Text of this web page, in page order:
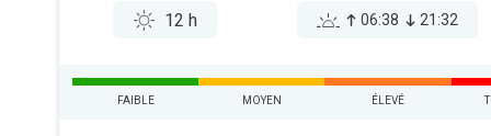
12 h 06:38 21:32
FAIBLE MOYEN ÉLEVÉ